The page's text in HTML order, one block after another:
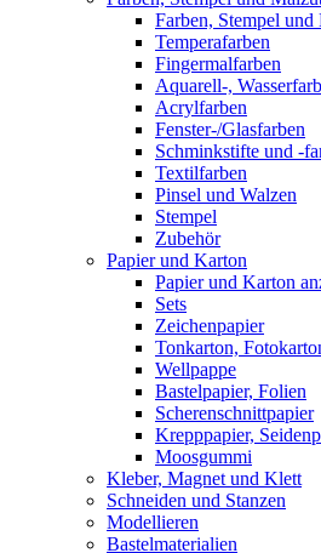
Farben, Stempel
Temperafarben
Fingermalfarben
Aquarell-,
Acrylfarben
Fenster-/Glasfarben
Schminkstifte und -
Textilfarben
Pinsel und Walzen
Stempel
Zubehör
Papier und Karton
Papier und Karton
Sets
Zeichenpapier
Tonkarton,
Wellpappe
Bastelpapier, Folien
Scherenschnittpapier
Krepppapier,
Moosgummi
Kleber, Magnet und Klett
Schneiden und Stanzen
Modellieren
Bastelmaterialien